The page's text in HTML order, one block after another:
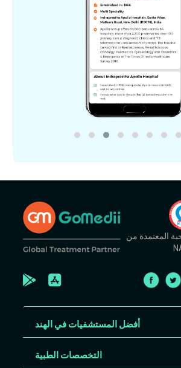
المعتمدة من
أفضل المستشفيات في الهند
التخصصات الطبية